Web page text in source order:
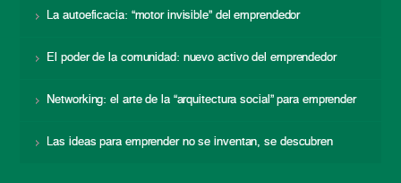
La autoeficacia: “motor invisible” del emprendedor
El poder de la comunidad: nuevo activo del emprendedor
Networking: el arte de la “arquitectura social” para emprender
Las ideas para emprender no se inventan, se descubren